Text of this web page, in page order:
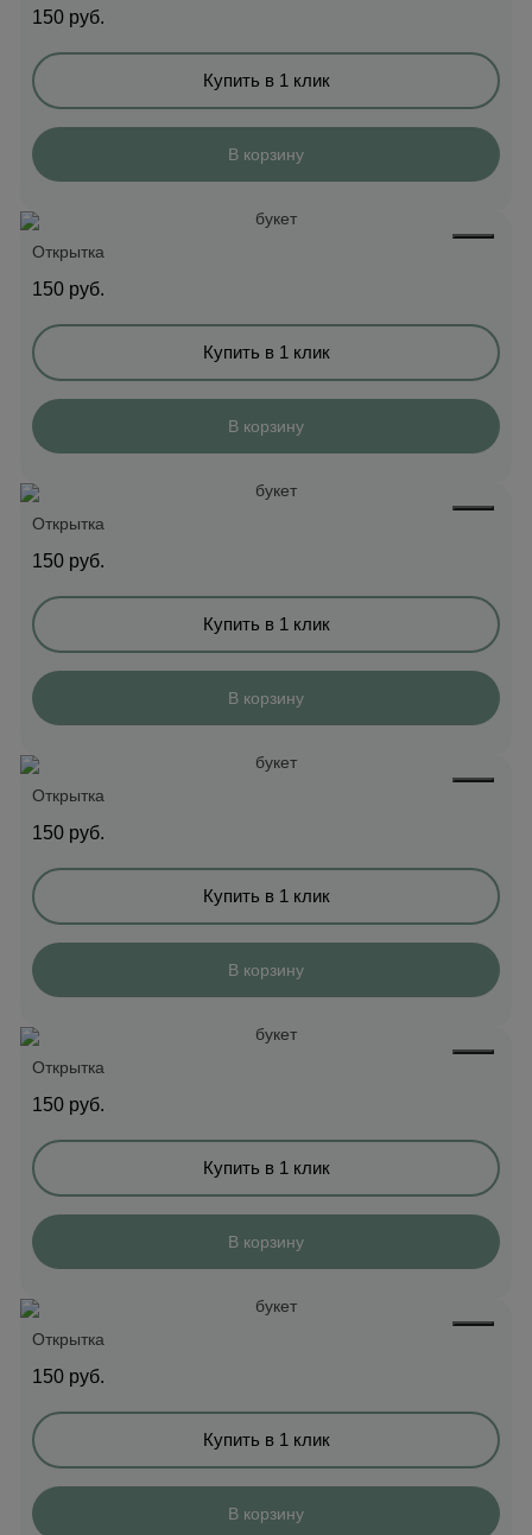
150 руб.
Купить в 1 клик
В корзину
Открытка
150 руб.
Купить в 1 клик
В корзину
Открытка
150 руб.
Купить в 1 клик
В корзину
Открытка
150 руб.
Купить в 1 клик
В корзину
Открытка
150 руб.
Купить в 1 клик
В корзину
Открытка
150 руб.
Купить в 1 клик
В корзину